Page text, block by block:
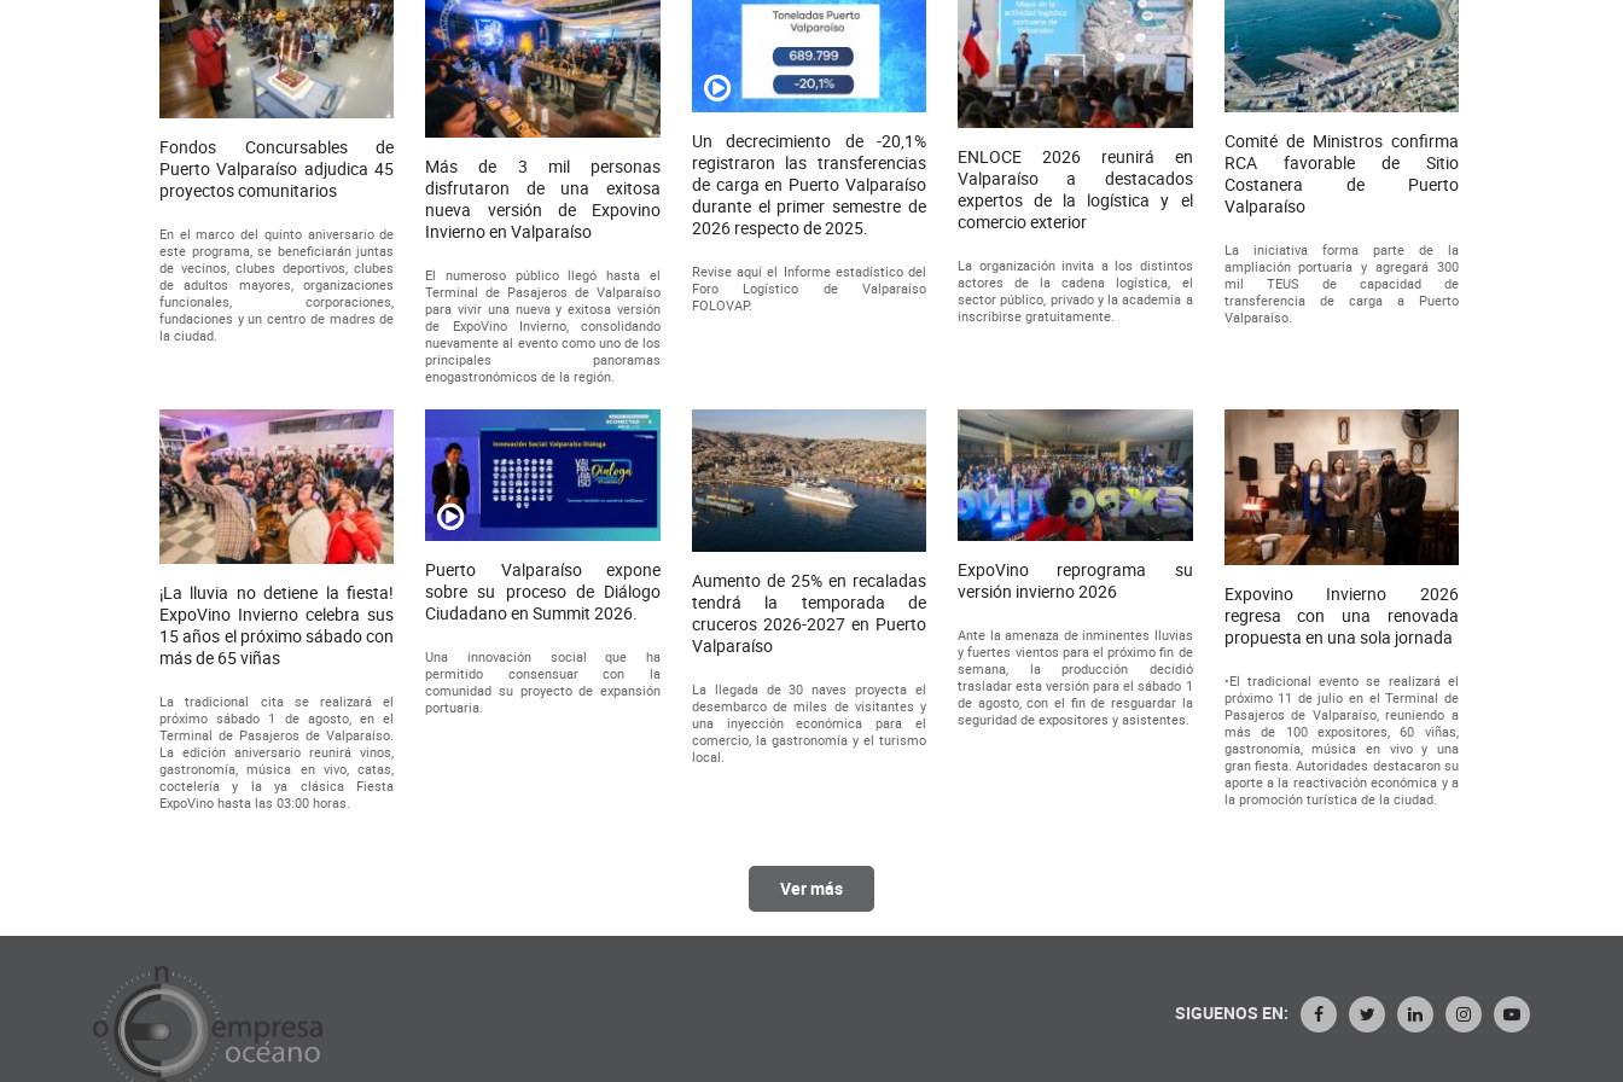
Fondos Concursables de
Puerto Valparaíso adjudica 45
proyectos comunitarios
En el marco del quinto aniversario de
este programa, se beneficiarán juntas
de vecinos, clubes deportivos, clubes
de adultos mayores, organizaciones
funcionales, corporaciones,
fundaciones y un centro de madres de
la ciudad.
Más de 3 mil personas
disfrutaron de una exitosa
nueva versión de Expovino
Invierno en Valparaíso
El numeroso público llegó hasta el
Terminal de Pasajeros de Valparaíso
para vivir una nueva y exitosa versión
de ExpoVino Invierno, consolidando
nuevamente al evento como uno de los
principales panoramas
enogastronómicos de la región.
Un decrecimiento de -20,1%
registraron las transferencias
de carga en Puerto Valparaíso
durante el primer semestre de
2026 respecto de 2025.
Revise aquí el Informe estadístico del
Foro Logístico de Valparaíso
FOLOVAP.
ENLOCE 2026 reunirá en
Valparaíso a destacados
expertos de la logística y el
comercio exterior
La organización invita a los distintos
actores de la cadena logística, el
sector público, privado y la academia a
inscribirse gratuitamente.
Comité de Ministros confirma
RCA favorable de Sitio
Costanera de Puerto
Valparaíso
La iniciativa forma parte de la
ampliación portuaria y agregará 300
mil TEUS de capacidad de
transferencia de carga a Puerto
Valparaíso.
¡La lluvia no detiene la fiesta!
ExpoVino Invierno celebra sus
15 años el próximo sábado con
más de 65 viñas
La tradicional cita se realizará el
próximo sábado 1 de agosto, en el
Terminal de Pasajeros de Valparaíso.
La edición aniversario reunirá vinos,
gastronomía, música en vivo, catas,
coctelería y la ya clásica Fiesta
ExpoVino hasta las 03:00 horas.
Puerto Valparaíso expone
sobre su proceso de Diálogo
Ciudadano en Summit 2026.
Una innovación social que ha
permitido consensuar con la
comunidad su proyecto de expansión
portuaria.
Aumento de 25% en recaladas
tendrá la temporada de
cruceros 2026-2027 en Puerto
Valparaíso
La llegada de 30 naves proyecta el
desembarco de miles de visitantes y
una inyección económica para el
comercio, la gastronomía y el turismo
local.
ExpoVino reprograma su
versión invierno 2026
Ante la amenaza de inminentes lluvias
y fuertes vientos para el próximo fin de
semana, la producción decidió
trasladar esta versión para el sábado 1
de agosto, con el fin de resguardar la
seguridad de expositores y asistentes.
Expovino Invierno 2026
regresa con una renovada
propuesta en una sola jornada
•El tradicional evento se realizará el
próximo 11 de julio en el Terminal de
Pasajeros de Valparaíso, reuniendo a
más de 100 expositores, 60 viñas,
gastronomía, música en vivo y una
gran fiesta. Autoridades destacaron su
aporte a la reactivación económica y a
la promoción turística de la ciudad.
Ver más
SIGUENOS EN: